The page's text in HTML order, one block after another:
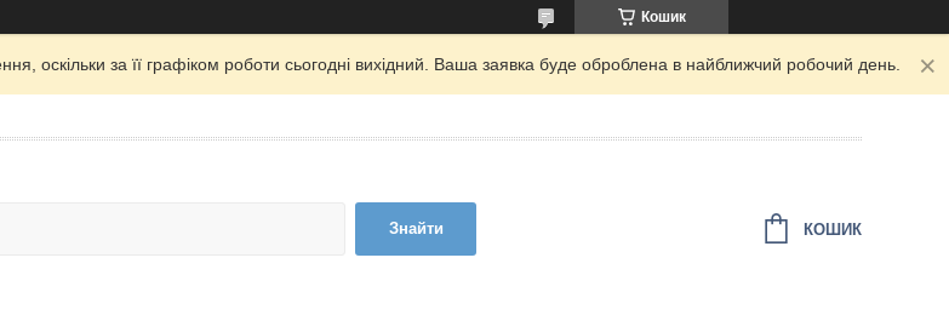
Кошик
оскільки за її графіком роботи сьогодні вихідний. Ваша заявка буде оброблена в найближчий робочий день.
Знайти КОШИК